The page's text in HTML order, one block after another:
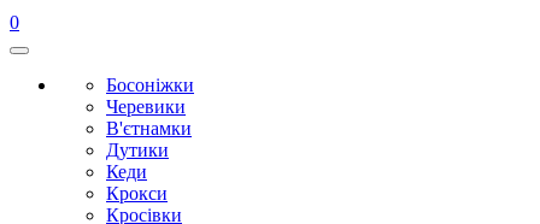
0
Босоніжки
Черевики
В'єтнамки
Дутики
Кеди
Крокси
Кросівки